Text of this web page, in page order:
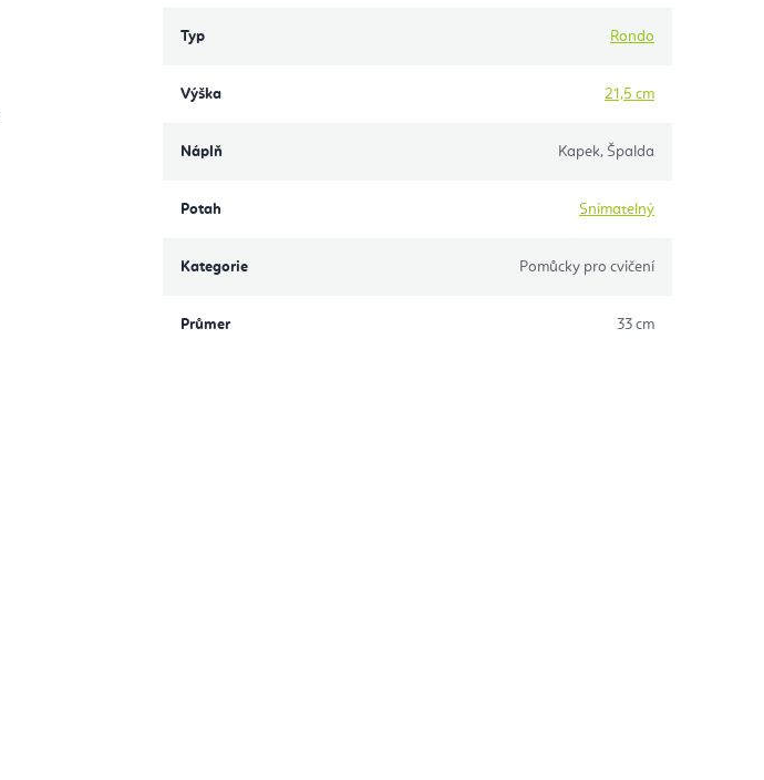
Typ Rondo
Výška 21,5 cm
Náplň Kapek, Špalda
Potah Snímatelný
Kategorie Pomůcky pro cvičení
Průmer 33 cm